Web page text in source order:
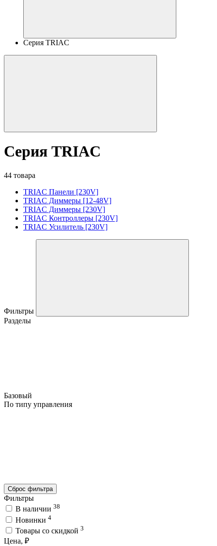
Серия TRIAC
Серия TRIAC
44 товара
TRIAC Панели [230V]
TRIAC Диммеры [12-48V]
TRIAC Диммеры [230V]
TRIAC Контроллеры [230V]
TRIAC Усилитель [230V]
Фильтры
Разделы
Базовый
По типу управления
Сброс фильтра
Фильтры
В наличии 38
Новинки 4
Товары со скидкой 3
Цена, ₽